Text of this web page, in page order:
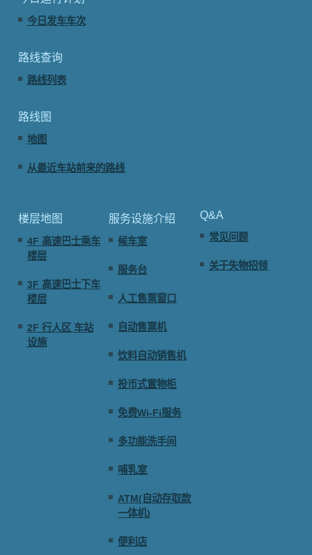
今日发车车次
路线查询
路线列表
路线图
地图
从最近车站前来的路线
楼层地图
4F 高速巴士乘车
楼层
3F 高速巴士下车
楼层
2F 行人区 车站
设施
服务设施介绍
候车室
服务台
人工售票窗口
自动售票机
饮料自动销售机
投币式置物柜
免费Wi-Fi服务
多功能洗手间
哺乳室
ATM(自动存取款
一体机)
便利店
Q&A
常见问题
关于失物招领